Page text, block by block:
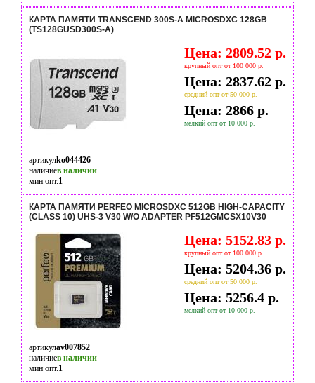
КАРТА ПАМЯТИ TRANSCEND 300S-A MICROSDXC 128GB
(TS128GUSD300S-A)
Цена: 2809.52 р.
крупный опт от 100 000 р.
Цена: 2837.62 р.
средний опт от 50 000 р.
Цена: 2866 р.
мелкий опт от 10 000 р.
артикулko044426
наличиев наличии
мин опт.1
КАРТА ПАМЯТИ PERFEO MICROSDXC 512GB HIGH-CAPACITY
(CLASS 10) UHS-3 V30 W/O ADAPTER PF512GMCSX10V30
Цена: 5152.83 р.
крупный опт от 100 000 р.
Цена: 5204.36 р.
средний опт от 50 000 р.
Цена: 5256.4 р.
мелкий опт от 10 000 р.
артикулav007852
наличиев наличии
мин опт.1